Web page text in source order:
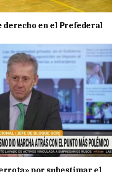
derecho en el Prefederal